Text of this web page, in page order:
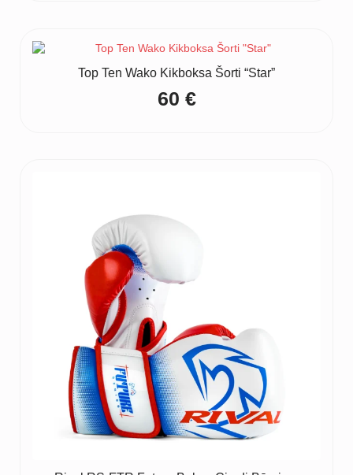
Top Ten Wako Kikboksa Šorti “Star”
60 €